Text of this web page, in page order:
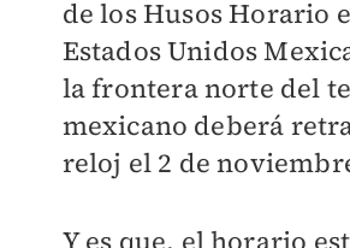
de losHusos Horario
Estados Unidos
la frontera norte del
mexicano deberá
reloj el 2 de